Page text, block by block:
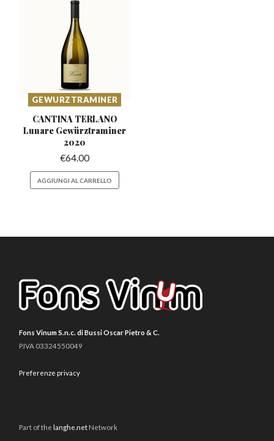
GEWURZTRAMINER
CANTINA TERLANO
Lunare Gewürztraminer
2020
€64.00
AGGIUNGI AL CARRELLO
Fons Vinum S.n.c. di Bussi Oscar Pietro & C.
P.IVA 03324550049
Preferenze privacy
Part of thelanghe.net Network